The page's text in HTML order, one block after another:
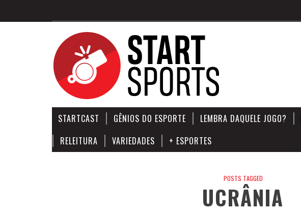
STARTCAST GÊNIOS DO ESPORTE LEMBRA DAQUELE JOGO?
RELEITURA
VARIEDADES + ESPORTES
POSTS TAGGED
UCRÂNIA